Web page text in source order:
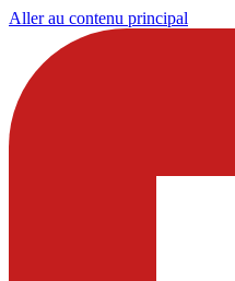
Aller au contenu principal